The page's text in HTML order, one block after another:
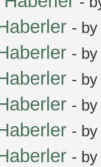
- by
- by
- by
- by
- by
- by